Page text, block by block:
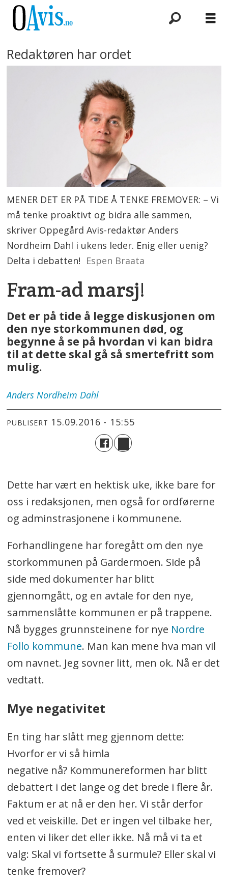
Redaktøren har ordet
MENER DET ER PÅ TIDE Å TENKE FREMOVER: – Vi
må tenke proaktivt og bidra alle sammen,
skriver Oppegård Avis-redaktør Anders
Nordheim Dahl i ukens leder. Enig eller uenig?
Delta i debatten! Espen Braata
Fram-ad marsj!
Det er på tide å legge diskusjonen om
den nye storkommunen død, og
begynne å se på hvordan vi kan bidra
til at dette skal gå så smertefritt som
mulig.
Anders Nordheim Dahl
PUBLISERT 15.09.2016 - 15:55
Dette har vært en hektisk uke, ikke bare for
oss i redaksjonen, men også for ordførerne
og adminstrasjonene i kommunene.
Forhandlingene har foregått om den nye
storkommunen på Gardermoen. Side på
side med dokumenter har blitt
gjennomgått, og en avtale for den nye,
sammenslåtte kommunen er på trappene.
Nå bygges grunnsteinene for nye Nordre
Follo kommune. Man kan mene hva man vil
om navnet. Jeg sovner litt, men ok. Nå er det
vedtatt.
Mye negativitet
En ting har slått meg gjennom dette:
Hvorfor er vi så himla
negative nå? Kommunereformen har blitt
debattert i det lange og det brede i flere år.
Faktum er at nå er den her. Vi står derfor
ved et veiskille. Det er ingen vel tilbake her,
enten vi liker det eller ikke. Nå må vi ta et
valg: Skal vi fortsette å surmule? Eller skal vi
tenke fremover?